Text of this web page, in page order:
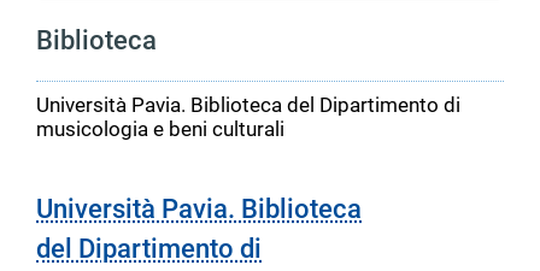
Biblioteca
Università Pavia. Biblioteca del Dipartimento di
musicologia e beni culturali
Università Pavia. Biblioteca
del Dipartimento di